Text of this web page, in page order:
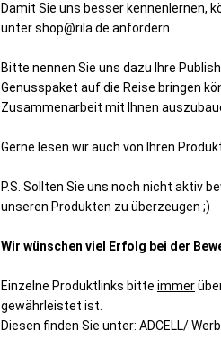
Damit Sie uns besser kennenlernen,
unter shop@rila.de anfordern.
Bitte nennen Sie uns dazu Ihre
Genusspaket auf die Reise bringen
Zusammenarbeit mit Ihnen
Gerne lesen wir auch von Ihren
P.S. Sollten Sie uns noch nicht aktiv
unseren Produkten zu überzeugen ;)
Wir wünschen viel Erfolg bei der
Einzelne Produktlinks bitte immer
gewährleistet ist.
Diesen finden Sie unter: ADCELL/